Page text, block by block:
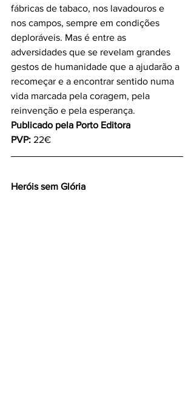
fábricas de tabaco, nos lavadouros e
nos campos, sempre em condições
deploráveis. Mas é entre as
adversidades que se revelam grandes
gestos de humanidade que a ajudarão a
recomeçar e a encontrar sentido numa
vida marcada pela coragem, pela
reinvenção e pela esperança.
Publicado pela Porto Editora
PVP: 22€
Heróis sem Glória